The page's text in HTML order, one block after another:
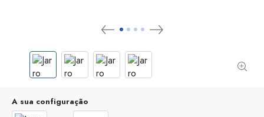
A sua configuração